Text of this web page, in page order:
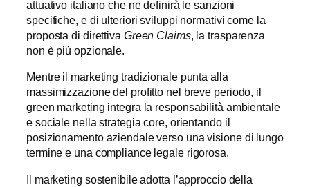
attuativo italiano che ne definirà le sanzioni
specifiche, e di ulteriori sviluppi normativi come la
proposta di direttiva Green Claims, la trasparenza
non è più opzionale.
Mentre il marketing tradizionale punta alla
massimizzazione del profitto nel breve periodo, il
green marketing integra la responsabilità ambientale
e sociale nella strategia core, orientando il
posizionamento aziendale verso una visione di lungo
termine e una compliance legale rigorosa.
Il marketing sostenibile adotta l’approccio della